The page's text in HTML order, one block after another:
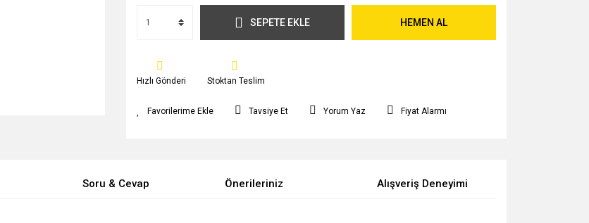
SEPETE EKLE HEMEN AL
Hızlı Gönderi Stoktan Teslim
Tavsiye Et Yorum Yaz Fiyat Alarmı
Soru & Cevap Önerileriniz Alışveriş Deneyimi